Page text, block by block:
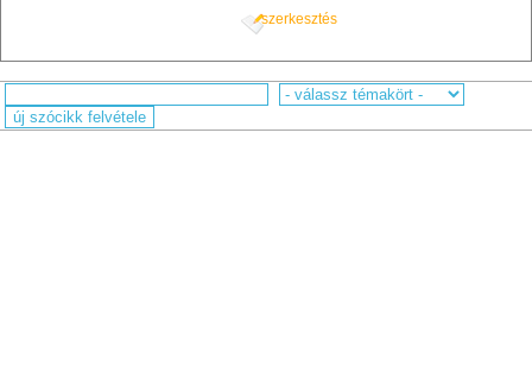
szerkesztés